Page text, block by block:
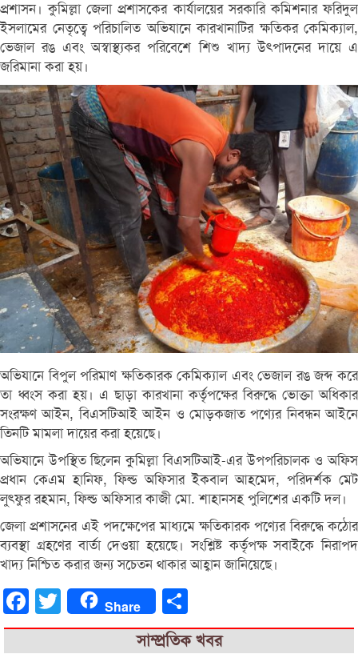
প্রশাসন। কুমিল্লা জেলা প্রশাসকের কার্যালয়ের সরকারি কমিশনার ফরিদুল
ইসলামের নেতৃত্বে পরিচালিত অভিযানে কারখানাটির ক্ষতিকর কেমিক্যাল,
ভেজাল রঙ এবং অস্বাস্থ্যকর পরিবেশে শিশু খাদ্য উৎপাদনের দায়ে এ
জরিমানা করা হয়।
অভিযানে বিপুল পরিমাণ ক্ষতিকারক কেমিক্যাল এবং ভেজাল রঙ জব্দ করে
তা ধ্বংস করা হয়। এ ছাড়া কারখানা কর্তৃপক্ষের বিরুদ্ধে ভোক্তা অধিকার
সংরক্ষণ আইন, বিএসটিআই আইন ও মোড়কজাত পণ্যের নিবন্ধন আইনে
তিনটি মামলা দায়ের করা হয়েছে।
অভিযানে উপস্থিত ছিলেন কুমিল্লা বিএসটিআই-এর উপপরিচালক ও অফিস
প্রধান কেএম হানিফ, ফিল্ড অফিসার ইকবাল আহমেদ, পরিদর্শক মেট
লুৎফুর রহমান, ফিল্ড অফিসার কাজী মো. শাহানসহ পুলিশের একটি দল।
জেলা প্রশাসনের এই পদক্ষেপের মাধ্যমে ক্ষতিকারক পণ্যের বিরুদ্ধে কঠোর
ব্যবস্থা গ্রহণের বার্তা দেওয়া হয়েছে। সংশ্লিষ্ট কর্তৃপক্ষ সবাইকে নিরাপদ
খাদ্য নিশ্চিত করার জন্য সচেতন থাকার আহ্বান জানিয়েছে।
FacebookTwitter Share
সাম্প্রতিক খবর